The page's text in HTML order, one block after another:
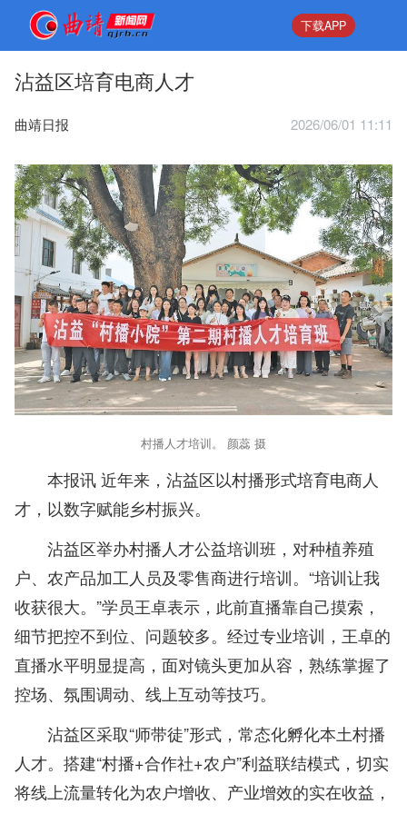
下载APP
沾益区培育电商人才
曲靖日报 2026/06/01 11:11
村播人才培训。 颜蕊 摄
本报讯 近年来，沾益区以村播形式培育电商人
才，以数字赋能乡村振兴。
沾益区举办村播人才公益培训班，对种植养殖
户、农产品加工人员及零售商进行培训。“培训让我
收获很大。”学员王卓表示，此前直播靠自己摸索，
细节把控不到位、问题较多。经过专业培训，王卓的
直播水平明显提高，面对镜头更加从容，熟练掌握了
控场、氛围调动、线上互动等技巧。
沾益区采取“师带徒”形式，常态化孵化本土村播
人才。搭建“村播+合作社+农户”利益联结模式，切实
将线上流量转化为农户增收、产业增效的实在收益，